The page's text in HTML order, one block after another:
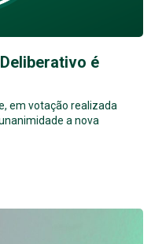
é
em votação realizada
a nova